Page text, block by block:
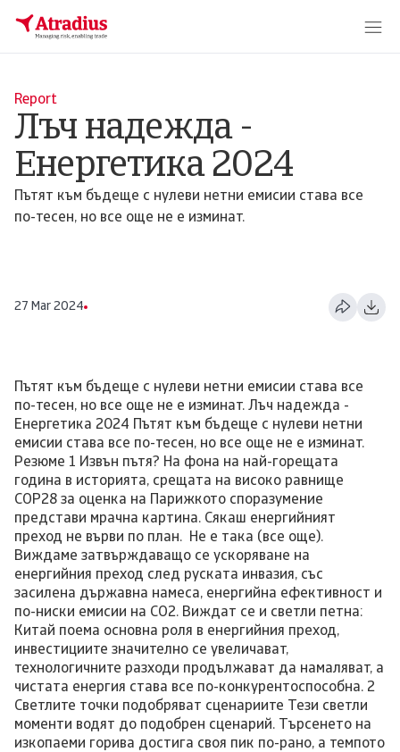
Report
Лъч надежда -
Енергетика 2024
Пътят към бъдеще с нулеви нетни емисии става все
по-тесен, но все още не е изминат.
27 Mar 2024
Пътят към бъдеще с нулеви нетни емисии става все
по-тесен, но все още не е изминат. Лъч надежда -
Енергетика 2024 Пътят към бъдеще с нулеви нетни
емисии става все по-тесен, но все още не е изминат.
Резюме 1 Извън пътя? На фона на най-горещата
година в историята, срещата на високо равнище
COP28 за оценка на Парижкото споразумение
представи мрачна картина. Сякаш енергийният
преход не върви по план. Не е така (все още).
Виждаме затвърждаващо се ускоряване на
енергийния преход след руската инвазия, със
засилена държавна намеса, енергийна ефективност и
по-ниски емисии на CO2. Виждат се и светли петна:
Китай поема основна роля в енергийния преход,
инвестициите значително се увеличават,
технологичните разходи продължават да намаляват, а
чистата енергия става все по-конкурентоспособна. 2
Светлите точки подобряват сценариите Тези светли
моменти водят до подобрен сценарий. Търсенето на
изкопаеми горива достига своя пик по-рано, а темпото